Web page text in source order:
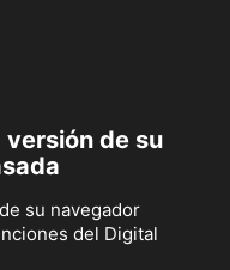
de su
su navegador
del Digital